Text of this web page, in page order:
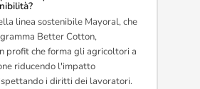
linea sostenibile Mayoral, che
Better Cotton,
profit che forma gli agricoltori a
riducendo l'impatto
i diritti dei lavoratori.